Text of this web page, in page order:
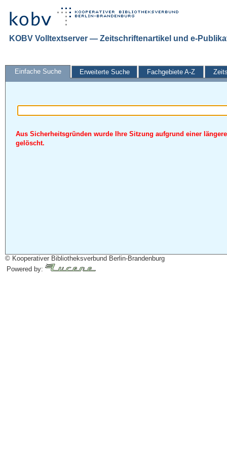
KOBV Volltextserver — Zeitschriftenartikel und e-
Einfache Suche Erweiterte Suche Fachgebiete A-Z
Aus Sicherheitsgründen wurde Ihre Sitzung aufgrund einer
gelöscht.
© Kooperativer Bibliotheksverbund Berlin-Brandenburg
Powered by: